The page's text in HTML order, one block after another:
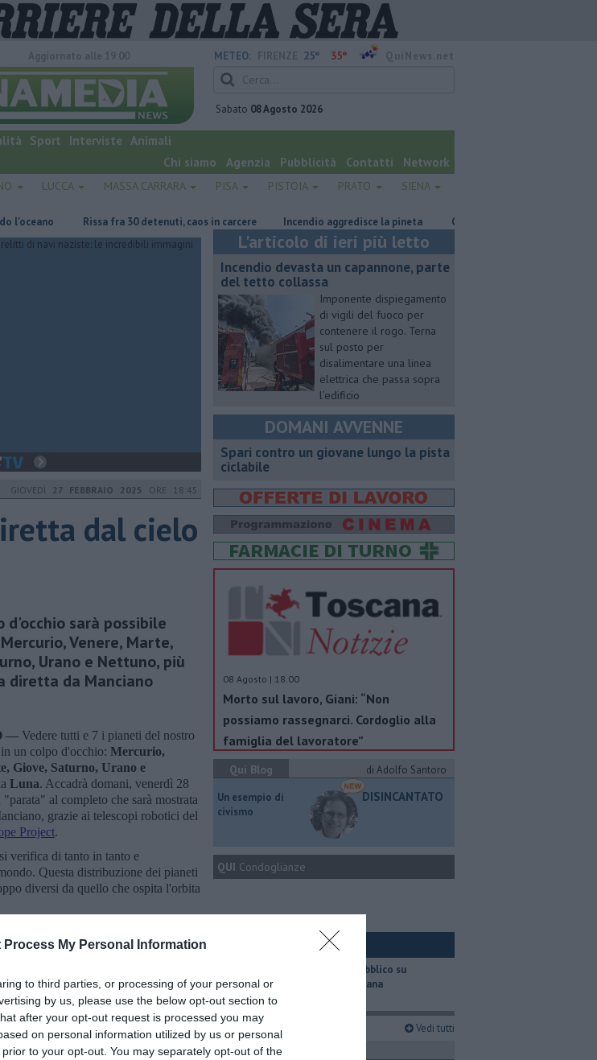
Process My Personal Information
to third parties, or processing of your personal or
by us, please use the below opt-out section to
after your opt-out request is processed you may
on personal information utilized by us or personal
to your opt-out. You may separately opt-out of the
METEO: 25° 35°
Sabato 08 Agosto 2026
Sport Interviste Animali
Chi siamo
Agenzia Pubblicità Contatti Network
LUCCA MASSA CARRARA PISA PISTOIA PRATO SIENA
Rissa fra 30 detenuti, caos in carcere Incendio aggredisce la pineta Casa inagibile dopo il rogo nel
GIOVEDÌ 27 FEBBRAIO 2025 ORE 18:45
dal cielo
d'occhio sarà possibile
Venere, Marte,
Urano e Nettuno, più
diretta da Manciano
— Vedere tutti e 7 i pianeti del nostro
in un colpo d'occhio: Mercurio,
Giove, Saturno, Urano e
Luna. Accadrà domani, venerdì 28
al completo che sarà mostrata
grazie ai telescopi robotici del
Project.
verifica di tanto in tanto e
Questa distribuzione dei pianeti
diversi da quello che ospita l'orbita
luminoso, dell'Italia
facilmente Venere, Giove e Marte;
invece l’impiego di un
più interno. La Terra, non
L'articolo di ieri più letto
Incendio devasta un capannone, parte
del tetto collassa
Imponente dispiegamento
di vigili del fuoco per
contenere il rogo. Terna
sul posto per
disalimentare una linea
elettrica che passa sopra
l’edificio
DOMANI AVVENNE
Spari contro un giovane lungo la pista
ciclabile
08 Agosto | 18.00
Morto sul lavoro, Giani: “Non
possiamo rassegnarci. Cordoglio alla
famiglia del lavoratore”
Qui Blog
di Adolfo Santoro
​Un esempio di
civismo
DISINCANTATO
QUI Condoglianze
​Il trasporto pubblico su
gomma in Toscana
Ultimi articoli Vedi tutti
Cronaca